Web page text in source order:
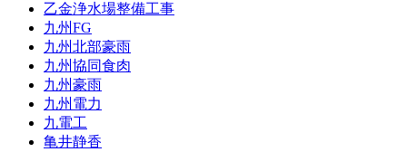
乙金浄水場整備工事
九州FG
九州北部豪雨
九州協同食肉
九州豪雨
九州電力
九電工
亀井静香